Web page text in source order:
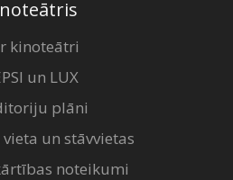
kinoteātri
un LUX
plāni
un stāvvietas
noteikumi